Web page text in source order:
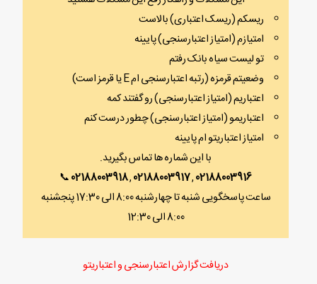
ریسکم (ریسک اعتباری) بالاست
امتیازم (امتیاز اعتبارسنجی) پایینه
تو لیست سیاه بانک رفتم
وضعیتم قرمزه (رتبه اعتبارسنجی ام E یا قرمز است)
اعتباریم (امتیاز اعتبارسنجی) رو گفتند کمه
اعتباریمو (امتیاز اعتبارسنجی) چطور درست کنم
امتیاز اعتباریتو ام پایینه
با این شماره ها تماس بگیرید.
02188003916
,
02188003917
,
02188003918
📞
ساعت پاسخگویی شنبه تا چهارشنبه 8:00 الی 17:30 پنجشنبه
8:00 الی 12:30
دریافت گزارش اعتبارسنجی و اعتباریتو